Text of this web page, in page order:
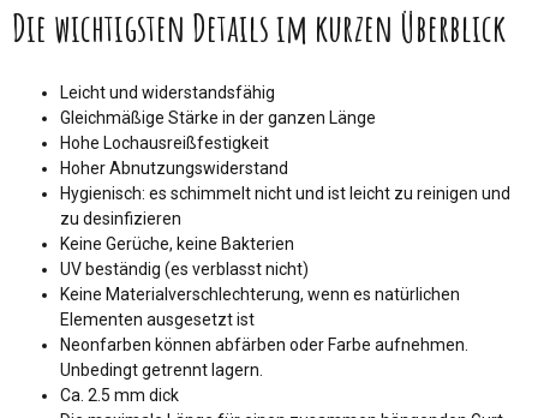
Die wichtigsten Details im kurzen Überblick
Leicht und widerstandsfähig
Gleichmäßige Stärke in der ganzen Länge
Hohe Lochausreißfestigkeit
Hoher Abnutzungswiderstand
Hygienisch: es schimmelt nicht und ist leicht zu reinigen und
zu desinfizieren
Keine Gerüche, keine Bakterien
UV beständig (es verblasst nicht)
Keine Materialverschlechterung, wenn es natürlichen
Elementen ausgesetzt ist
Neonfarben können abfärben oder Farbe aufnehmen.
Unbedingt getrennt lagern.
Ca. 2.5 mm dick